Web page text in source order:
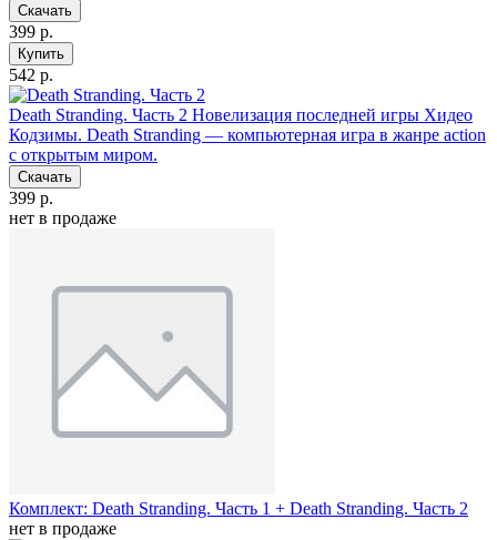
Скачать
399 р.
Купить
542 р.
Death Stranding. Часть 2 Новелизация последней игры Хидео
Кодзимы. Death Stranding — компьютерная игра в жанре action
с открытым миром.
Скачать
399 р.
нет в продаже
Комплект: Death Stranding. Часть 1 + Death Stranding. Часть 2
нет в продаже